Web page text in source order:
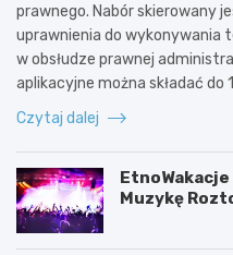
prawnego. Nabór skierowany
uprawnienia do wykonywania
w obsłudze prawnej
aplikacyjne można składać do
Czytaj dalej
Muzykę